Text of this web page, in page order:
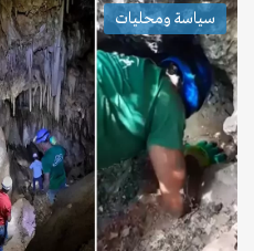
سياسة ومحليات